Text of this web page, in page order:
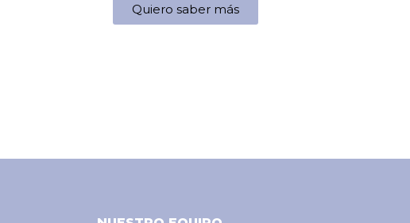
Quiero saber más